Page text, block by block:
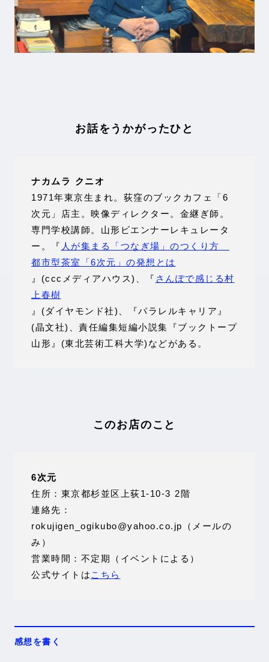
お話をうかがったひと
ナカムラ クニオ
1971年東京生まれ。荻窪のブックカフェ「6
次元」店主。映像ディレクター。金継ぎ師。
専門学校講師。山形ビエンナーレキュレータ
ー。『 人が集まる「つなぎ場」のつくり方
都市型茶室「6次元」の発想とは
』(cccメディアハウス)、『 さんぽで感じる村
上春樹
』(ダイヤモンド社)、『パラレルキャリア』
(晶文社)、責任編集短編小説集『ブックトープ
山形』(東北芸術工科大学)などがある。
このお店のこと
6次元
住所：東京都杉並区上荻1-10-3 2階
連絡先：
rokujigen_ogikubo@yahoo.co.jp（メールの
み）
営業時間：不定期（イベントによる）
公式サイトは こちら
感想を書く